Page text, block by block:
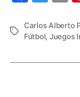
c
e
b
tt
er
Etiquetas
Carlos Alberto
Fútbol, Juegos